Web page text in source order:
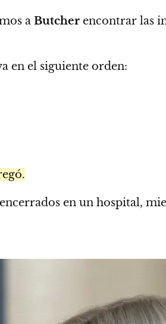
a Butcher encontrar las
en el siguiente orden:
encerrados en un hospital,